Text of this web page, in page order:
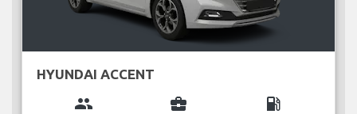
HYUNDAI ACCENT
group business_center local_gas_station